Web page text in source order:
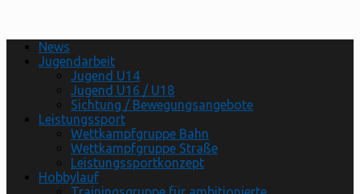
News
Jugendarbeit
Jugend U14
Jugend U16 / U18
Sichtung / Bewegungsangebote
Leistungssport
Wettkampfgruppe Bahn
Wettkampfgruppe Straße
Leistungssportkonzept
Hobbylauf